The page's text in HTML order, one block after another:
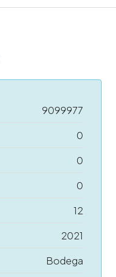
9099977
0
0
0
12
2021
Bodega